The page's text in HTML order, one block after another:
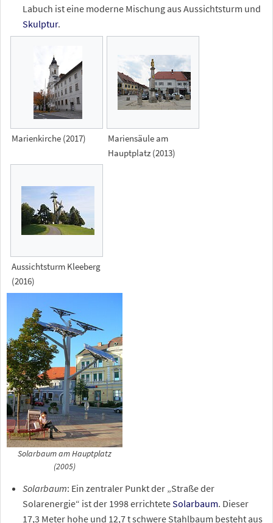
Labuch ist eine moderne Mischung aus Aussichtsturm und
Skulptur.
Marienkirche (2017)
Mariensäule am
Hauptplatz (2013)
Aussichtsturm Kleeberg
(2016)
Solarbaum am Hauptplatz
(2005)
Solarbaum: Ein zentraler Punkt der „Straße der
Solarenergie“ ist der 1998 errichteteSolarbaum. Dieser
17,3 Meter hohe und 12,7t schwere Stahlbaum besteht aus